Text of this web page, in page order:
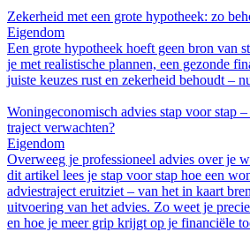
Zekerheid met een grote hypotheek: zo
Eigendom
Een grote hypotheek hoeft geen bron van
je met realistische plannen, een gezonde
juiste keuzes rust en zekerheid behoudt –
Woningeconomisch advies stap voor stap
traject verwachten?
Eigendom
Overweeg je professioneel advies over je
dit artikel lees je stap voor stap hoe een
adviestraject eruitziet – van het in kaart
uitvoering van het advies. Zo weet je
en hoe je meer grip krijgt op je financiële